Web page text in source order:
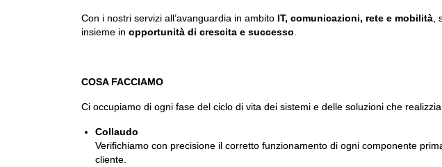
Con i nostri servizi all’avanguardia in ambito IT, comunicazioni, rete e mobilità,
insieme in opportunità di crescita e successo.
COSA FACCIAMO
Ci occupiamo di ogni fase del ciclo di vita dei sistemi e delle soluzioni che
Collaudo
Verifichiamo con precisione il corretto funzionamento di ogni componente
cliente.